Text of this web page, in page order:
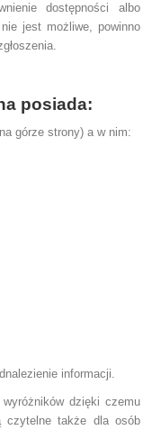
dostępności albo
jest możliwe, powinno
posiada:
górze strony) a w nim:
informacji.
dzięki czemu
czytelne także dla osób